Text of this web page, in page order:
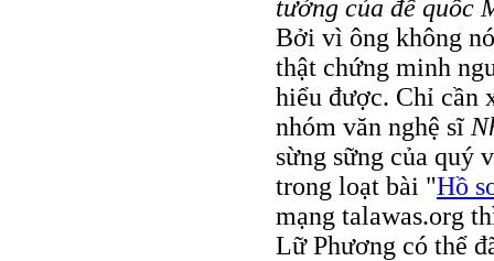
tưởng của đế quốc
Bởi vì ông không
thật chứng minh
hiểu được. Chỉ cần
nhóm văn nghệ sĩ
sừng sững của quý
trong loạt bài "Hồ
mạng talawas.org
Lữ Phương có thể